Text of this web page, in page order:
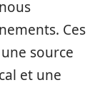
Ces
source
et une